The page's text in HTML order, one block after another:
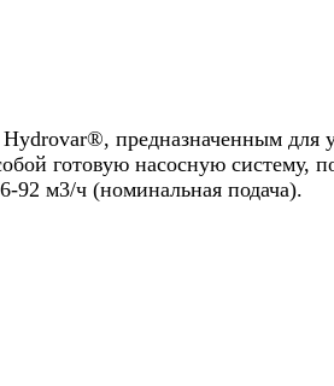
предназначенным для
готовую насосную систему,
92 м3/ч (номинальная подача).